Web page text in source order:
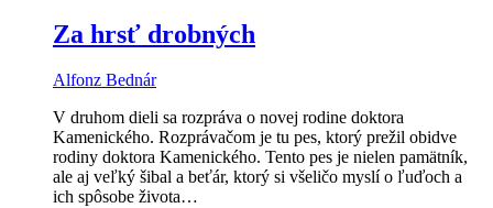
Za hrsť drobných
Alfonz Bednár
V druhom dieli sa rozpráva o novej rodine doktora
Kamenického. Rozprávačom je tu pes, ktorý prežil obidve
rodiny doktora Kamenického. Tento pes je nielen pamätník,
ale aj veľký šibal a beťár, ktorý si všeličo myslí o ľuďoch a
ich spôsobe života…